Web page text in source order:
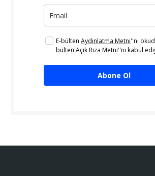
E-bülten Aydınlatma Metni''ni
bülten Açık Rıza Metni''ni kabul
Abone Ol